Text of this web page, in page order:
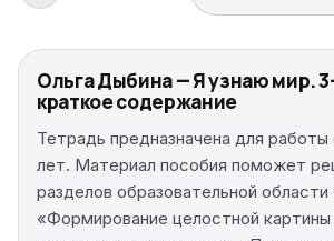
Ольга Дыбина — Я узнаю мир.
краткое содержание
Тетрадь предназначена для
лет. Материал пособия поможет
разделов образовательной
«Формирование целостной